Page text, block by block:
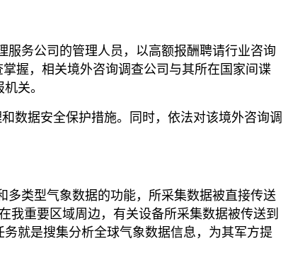
服务公司的管理人员，以高额报酬聘请行业咨询
握，相关境外咨询调查公司与其所在国家间谍
关。
数据安全保护措施。同时，依法对该境外咨询调
多类型气象数据的功能，所采集数据被直接传送
我重要区域周边，有关设备所采集数据被传送到
就是搜集分析全球气象数据信息，为其军方提